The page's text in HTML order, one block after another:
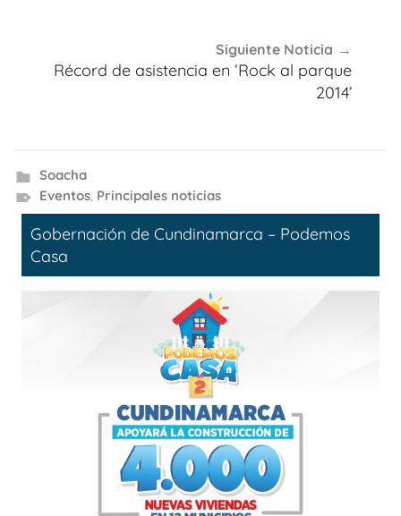
Siguiente Noticia
Récord de asistencia en ‘Rock al parque
2014’
Soacha
Eventos, Principales noticias
Gobernación de Cundinamarca – Podemos
Casa